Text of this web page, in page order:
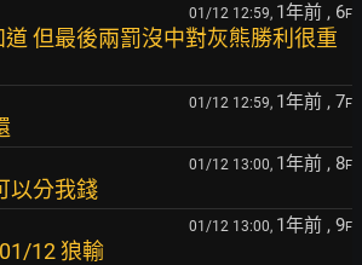
01/12 12:59, 1年前 , 6F
但最後兩罰沒中對灰熊勝利很重
01/12 12:59, 1年前 , 7F
01/12 13:00, 1年前 , 8F
以分我錢
01/12 13:00, 1年前 , 9F
12 狼輸